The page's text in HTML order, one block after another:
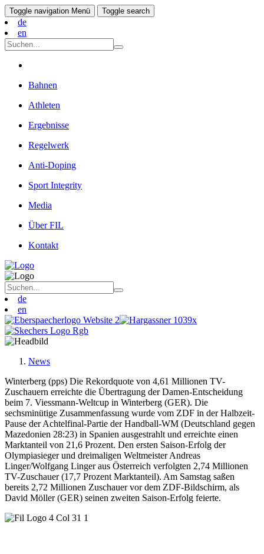
Toggle navigation Menü Toggle search
de
en
Bahnen
Athleten
Ergebnisse
Regelwerk
Anti-Doping
Sport Integrity
Media
Über FIL
Kontakt
de
en
News
Winterberg (pps) Die Rekordquote von 4,61 Millionen TV-
Zuschauern erreichte die Übertragung der Damen-Entscheidung
beim 7. Viessmann-Weltcup in Winterberg (GER). Die
sechsminütige Zusammenfassung wurde vom ZDF in der Halbzeit-
Pause der Achtelfinal-Partie der Handball-WM (Deutschland gegen
Mazedonien 28:23) in Spanien ausgestrahlt und erreichte einen
Marktanteil von 21,6 Prozent. Den ersten Saison-Erfolg der
Olympiasieger und dreimaligen Weltmeister Andreas
Linger/Wolfgang Linger aus Österreich verfolgten 2,74 Millionen
TV-Zuschauer (17,7 Prozent Marktanteil). Am Samstag saßen
bereits 2,72 Millionen Zuschauer vor dem ZDF-Bildschirm, als
David Möller (GER) seinen zweiten Saison-Erfolg feierte.